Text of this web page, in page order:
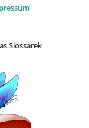
Slossarek